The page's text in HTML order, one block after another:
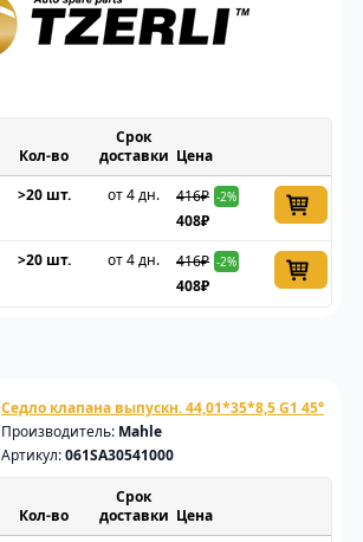
Срок
доставки Цена
>20 шт. от 4 дн. 416₽ -2%
408₽
>20 шт. от 4 дн. 416₽ -2%
408₽
Седло клапана выпускн. 44,01*35*8,5 G1 45°
Производитель: Mahle
Артикул:061SA30541000
Срок
доставки Цена